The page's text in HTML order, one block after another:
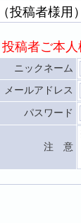
投稿者様用）
稿者ご本
ニックネーム
メールアドレス
パスワード
注 意